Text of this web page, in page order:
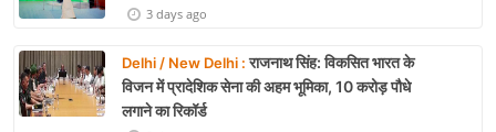
3 days ago
Delhi / New Delhi :राजनाथ सिंह: विकसित भारत के
विजन में प्रादेशिक सेना की अहम भूमिका, 10 करोड़ पौधे
लगाने का रिकॉर्ड